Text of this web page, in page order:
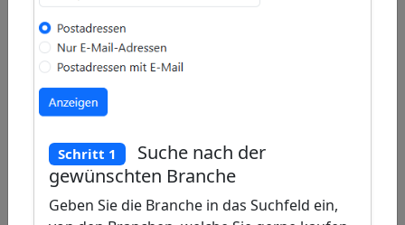
Schritt 1
Suche nach der
gewünschten Branche
Geben Sie die Branche in das Suchfeld ein,